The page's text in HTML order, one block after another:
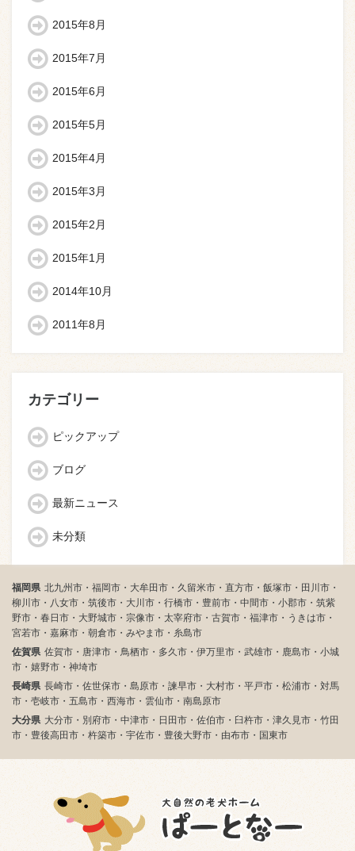
2015年8月
2015年7月
2015年6月
2015年5月
2015年4月
2015年3月
2015年2月
2015年1月
2014年10月
2011年8月
カテゴリー
ピックアップ
ブログ
最新ニュース
未分類
福岡県 北九州市・福岡市・大牟田市・久留米市・直方市・飯塚市・田川市・
柳川市・八女市・筑後市・大川市・行橋市・豊前市・中間市・小郡市・筑紫
野市・春日市・大野城市・宗像市・太宰府市・古賀市・福津市・うきは市・
宮若市・嘉麻市・朝倉市・みやま市・糸島市
佐賀県 佐賀市・唐津市・鳥栖市・多久市・伊万里市・武雄市・鹿島市・小城
市・嬉野市・神埼市
長崎県 長崎市・佐世保市・島原市・諫早市・大村市・平戸市・松浦市・対馬
市・壱岐市・五島市・西海市・雲仙市・南島原市
大分県 大分市・別府市・中津市・日田市・佐伯市・臼杵市・津久見市・竹田
市・豊後高田市・杵築市・宇佐市・豊後大野市・由布市・国東市